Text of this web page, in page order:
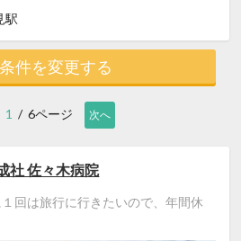
駅
件を変更する
1 / 6ページ 次へ
社 佐々木病院
回は旅行に行きたいので、年間休